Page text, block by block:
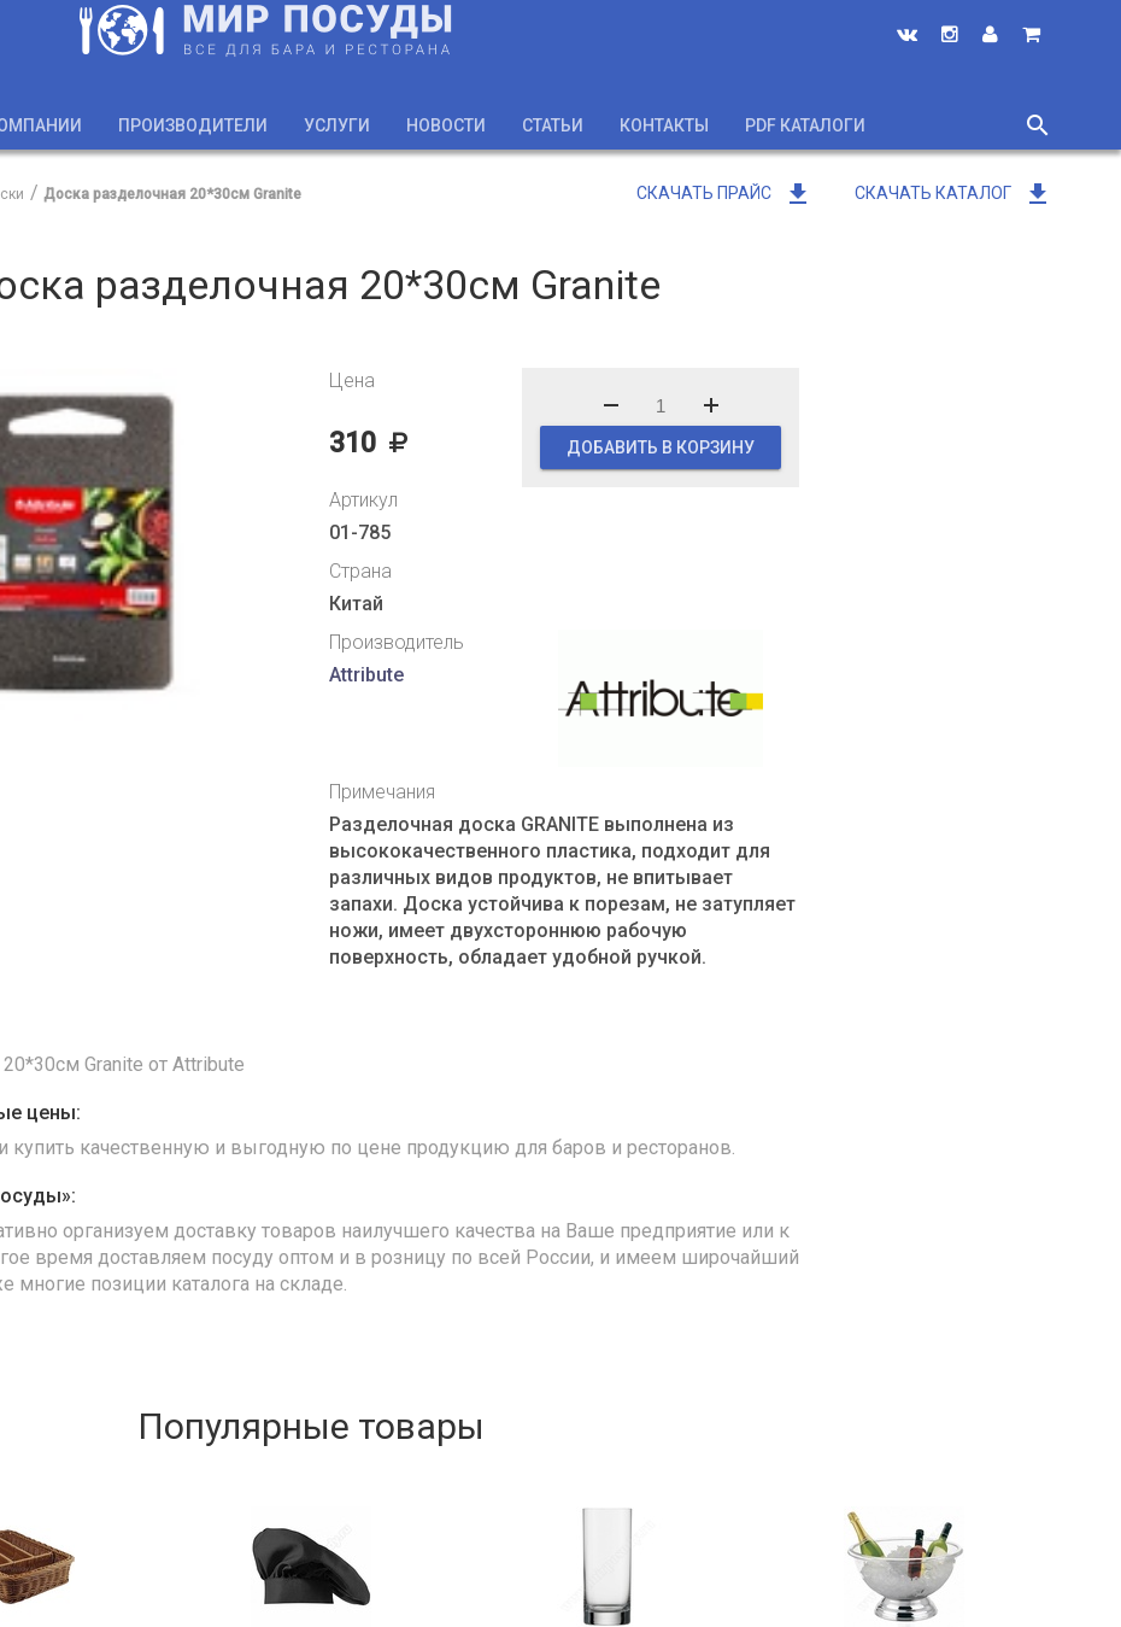
ПРОИЗВОДИТЕЛИ УСЛУГИ НОВОСТИ СТАТЬИ КОНТАКТЫ PDF КАТАЛОГИ
search
close
СКАЧАТЬ ПРАЙС get_app СКАЧАТЬ КАТАЛОГ get_app
Доска разделочная 20*30см Granite
разделочная 20*30см Granite
Цена
310 ДОБАВИТЬ В КОРЗИНУ
Артикул
01-785
Страна
Китай
Производитель
Attribute
Примечания
Разделочная доска GRANITE выполнена из
высококачественного пластика, подходит для
различных видов продуктов, не впитывает
запахи. Доска устойчива к порезам, не затупляет
ножи, имеет двухстороннюю рабочую
поверхность, обладает удобной ручкой.
Granite от Attribute
цены:
купить качественную и выгодную по цене продукцию для баров и ресторанов.
организуем доставку товаров наилучшего качества на Ваше предприятие или к
время доставляем посуду оптом и в розницу по всей России, и имеем широчайший
многие позиции каталога на складе.
Популярные товары